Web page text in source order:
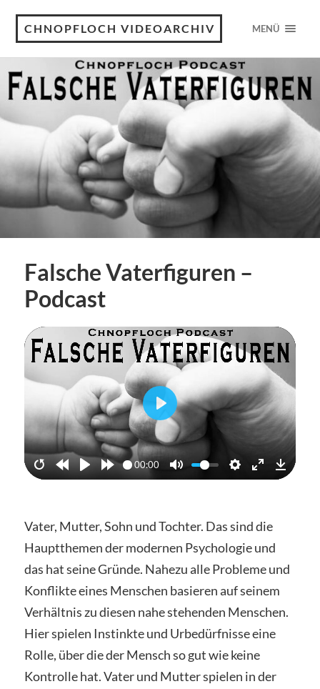
CHNOPFLOCH VIDEOARCHIV MENÜ
Falsche Vaterfiguren –
Podcast
00:00
Abspielen
Vater, Mutter, Sohn und Tochter. Das sind die
Hauptthemen der modernen Psychologie und
das hat seine Gründe. Nahezu alle Probleme und
Konflikte eines Menschen basieren auf seinem
Verhältnis zu diesen nahe stehenden Menschen.
Hier spielen Instinkte und Urbedürfnisse eine
Rolle, über die der Mensch so gut wie keine
Kontrolle hat. Vater und Mutter spielen in der